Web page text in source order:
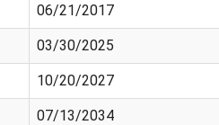
06/21/2017
03/30/2025
10/20/2027
07/13/2034